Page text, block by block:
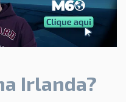
Irlanda?